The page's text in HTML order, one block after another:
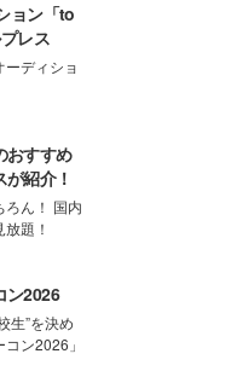
ョン「to
レス
ディショ
おすすめ
紹介！
ろん！ 国内
題！
ン2026
生”を決め
ン2026」